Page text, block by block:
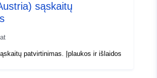
sąskaitų
patvirtinimas. Įplaukos ir išlaidos